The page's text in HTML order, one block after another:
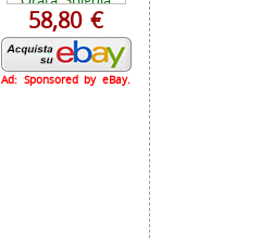
58,80 €
Ad: Sponsored by eBay.